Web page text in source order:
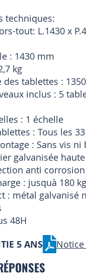
techniques:
tout: L.1430 x
: 1430 mm
kg
tablettes :
inclus : 5
: 1 échelle
: Tous les
: Sans vis ni
galvanisée
anti corrosion
: jusquà 180
: métal galvanisé
48H
5 ANS